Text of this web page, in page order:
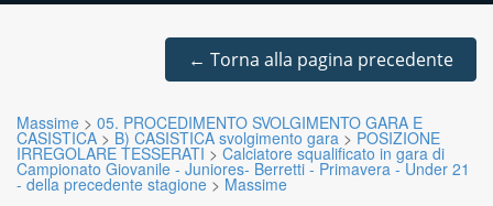
← Torna alla pagina precedente
Massime > 05. PROCEDIMENTO SVOLGIMENTO GARA E
CASISTICA > B) CASISTICA svolgimento gara > POSIZIONE
IRREGOLARE TESSERATI > Calciatore squalificato in gara di
Campionato Giovanile - Juniores- Berretti - Primavera - Under 21
- della precedente stagione > Massime